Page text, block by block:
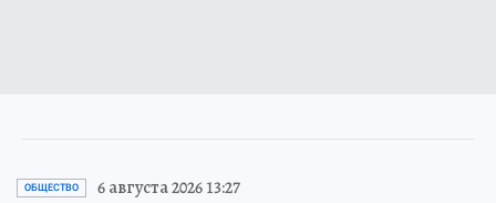
ОБЩЕСТВО 6 августа 2026 13:27